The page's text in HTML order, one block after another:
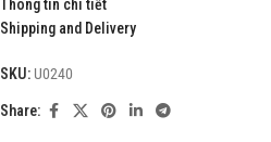
Thông tin chi tiết
Shipping and Delivery
SKU: U0240
Share: